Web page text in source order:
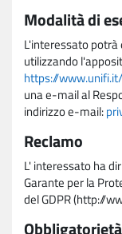
Modalità di
L'interessato
utilizzando
https://
una e-mail al
indirizzo e-mail:
Reclamo
L' interessato ha
Garante per la
del GDPR (http://